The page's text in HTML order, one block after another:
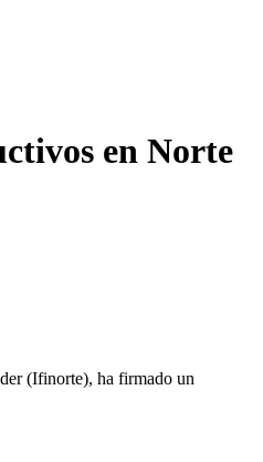
en Norte
(Ifinorte), ha firmado un